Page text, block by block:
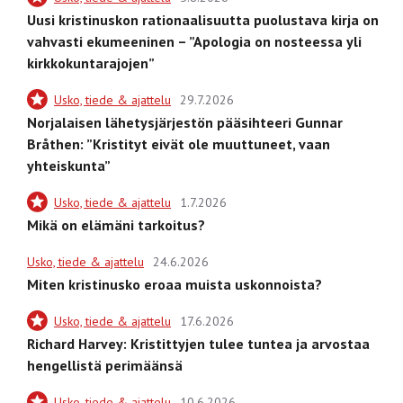
Uusi kristinuskon rationaalisuutta puolustava kirja on
vahvasti ekumeeninen – ”Apologia on nosteessa yli
kirkkokuntarajojen”
Usko, tiede & ajattelu 29.7.2026
Norjalaisen lähetysjärjestön pääsihteeri Gunnar
Bråthen: ”Kristityt eivät ole muuttuneet, vaan
yhteiskunta”
Usko, tiede & ajattelu 1.7.2026
Mikä on elämäni tarkoitus?
Usko, tiede & ajattelu 24.6.2026
Miten kristinusko eroaa muista uskonnoista?
Usko, tiede & ajattelu 17.6.2026
Richard Harvey: Kristittyjen tulee tuntea ja arvostaa
hengellistä perimäänsä